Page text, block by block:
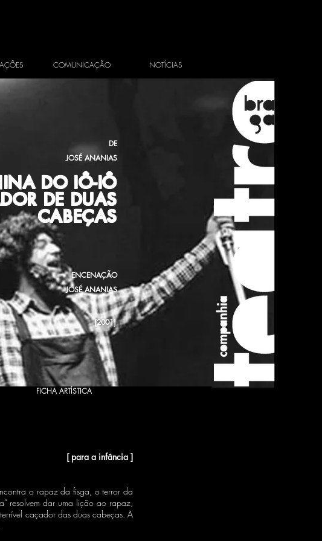
COMUNICAÇÃO NOTÍCIAS
DO IÔ-IÔ
DE DUAS
CABEÇAS
ENCENAÇÃO
JOSÉ ANANIAS
[2001]
DE
JOSÉ ANANIAS
FICHA ARTÍSTICA
[ para a infância ]
o rapaz da fisga, o terror da
resolvem dar uma lição ao rapaz,
caçador das duas cabeças. A